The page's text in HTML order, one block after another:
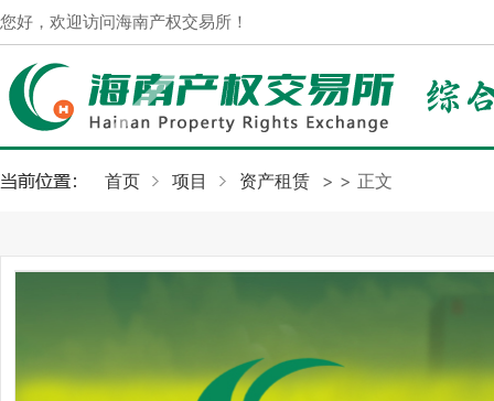
您好，欢迎访问海南产权交易所！
首页 项目 >
资产租赁 > 正文